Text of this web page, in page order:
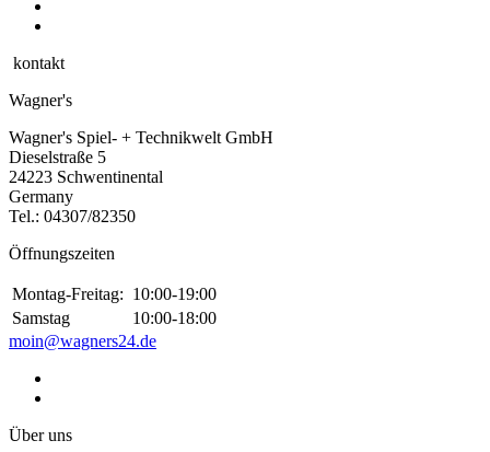
kontakt
Wagner's
Wagner's Spiel- + Technikwelt GmbH
Dieselstraße 5
24223 Schwentinental
Germany
Tel.: 04307/82350
Öffnungszeiten
Montag-Freitag: 10:00-19:00
Samstag
10:00-18:00
moin@wagners24.de
Über uns